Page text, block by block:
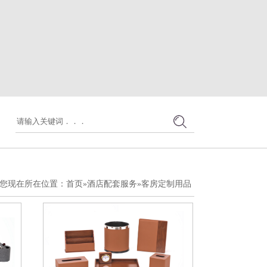
您现在所在位置： 首页 »酒店配套服务»客房定制用品